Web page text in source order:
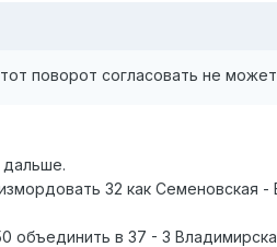
поворот согласовать не
дальше.
32 как Семеновская
объединить в 37 - 3